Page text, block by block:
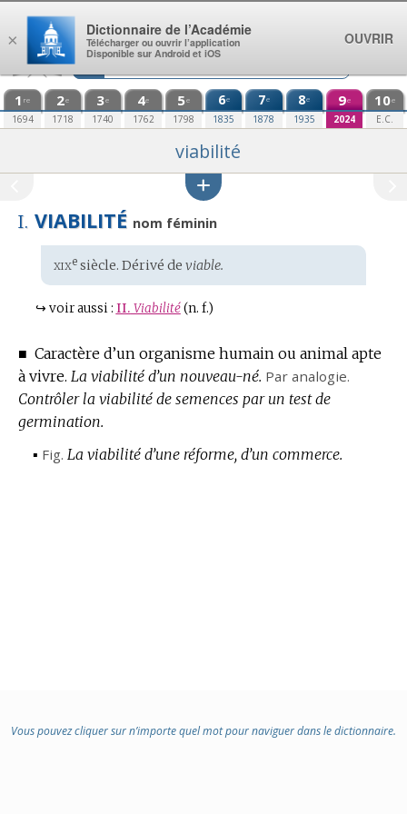
Aller au contenu
1 re
1694
2e
1718
3e
1740
4e
1762
5e
1798
6e
1835
7e
1878
8e
1935
9e
2024
10e
E.C.
viabilité
I. VIABILITÉ nom féminin
Étymologie
:
xixesiècle. Dérivé de viable.
↪ voir aussi : II. Viabilité (n. f.)
■ Caractère d’un organisme humain ou animal apte
à vivre. La viabilité d’un nouveau-né. Par analogie.
Contrôler la viabilité de semences par un test de
germination.
▪ Fig. La viabilité d’une réforme, d’un commerce.
Vous pouvez cliquer sur n’importe quel mot pour naviguer dans le dictionnaire.
×
Dictionnaire de l’Académie
Télécharger ou ouvrir l’application
Disponible sur Android et iOS
OUVRIR